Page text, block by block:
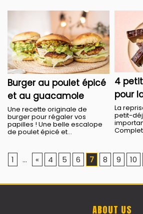
Burger au poulet épicé
et au guacamole
Une recette originale de
burger pour régaler vos
papilles ! Une belle escalope
de poulet épicé et...
4
pour
La
petit-
Complet
1 ... « 4 5 6 7 8 9 10
ABOUT US